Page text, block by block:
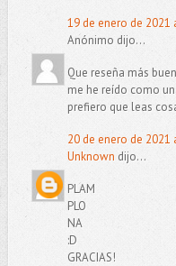
19 de enero de 2021
Anónimo dijo...
Que reseña más
me he reído como
prefiero que leas
20 de enero de 2021
Unknown dijo...
PLAM
PLO
NA
:D
GRACIAS!